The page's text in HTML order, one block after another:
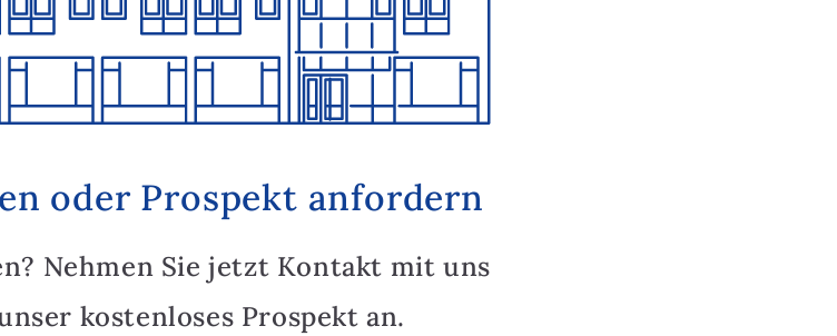
oder Prospekt anfordern
Nehmen Sie jetzt Kontakt mit uns
kostenloses Prospekt an.